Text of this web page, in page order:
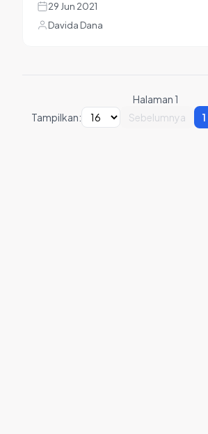
29 Jun 2021
Davida Dana
Halaman 1
Tampilkan:
Sebelumnya 1